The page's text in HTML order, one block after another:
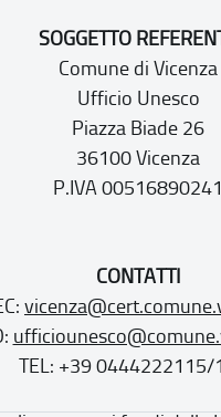
SOGGETTO
Comune di Vicenza
Ufficio Unesco
Piazza Biade 26
36100 Vicenza
P.IVA 00516890241
CONTATTI
TEL: +39 0444222115/